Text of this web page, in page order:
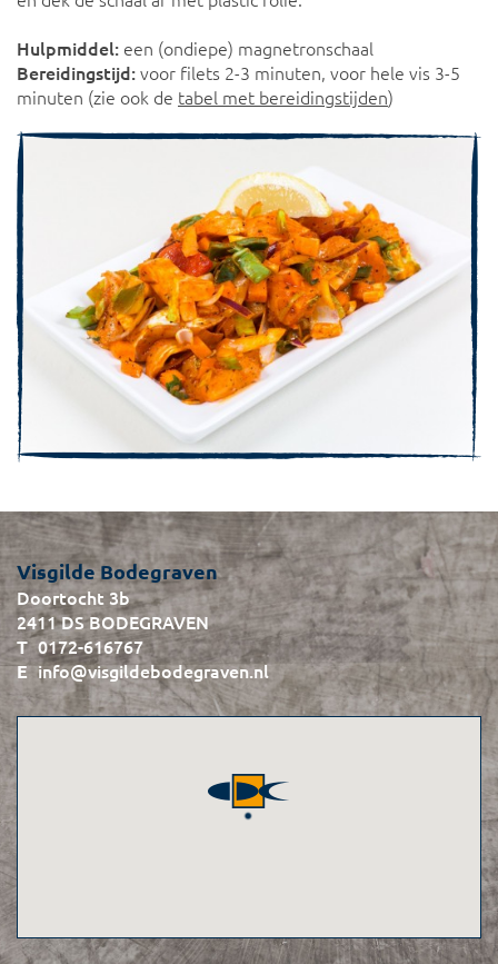
Hulpmiddel: een (ondiepe) magnetronschaal
Bereidingstijd:voor filets 2-3 minuten, voor hele vis 3-5
minuten (zie ook de tabel met bereidingstijden)
Visgilde Bodegraven
Doortocht 3b
2411 DS BODEGRAVEN
0172-616767
info@visgildebodegraven.nl